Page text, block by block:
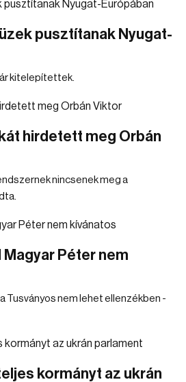
pusztítanak Nyugat-
kitelepítettek.
hirdetett meg Orbán
nincsenek meg a
Péter nem
Tusványos nem lehet ellenzékben -
kormányt az ukrán